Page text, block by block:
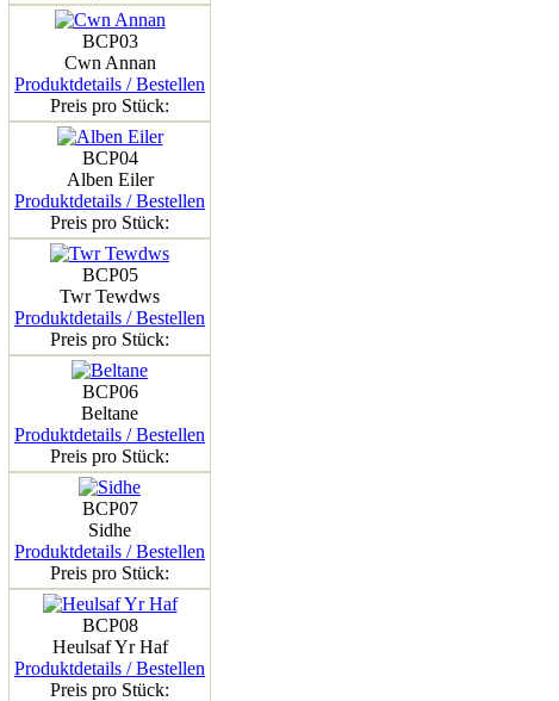
BCP03
Cwn Annan
Produktdetails / Bestellen
Preis pro Stück:
BCP04
Alben Eiler
Produktdetails / Bestellen
Preis pro Stück:
BCP05
Twr Tewdws
Produktdetails / Bestellen
Preis pro Stück:
BCP06
Beltane
Produktdetails / Bestellen
Preis pro Stück:
BCP07
Sidhe
Produktdetails / Bestellen
Preis pro Stück:
BCP08
Heulsaf Yr Haf
Produktdetails / Bestellen
Preis pro Stück: